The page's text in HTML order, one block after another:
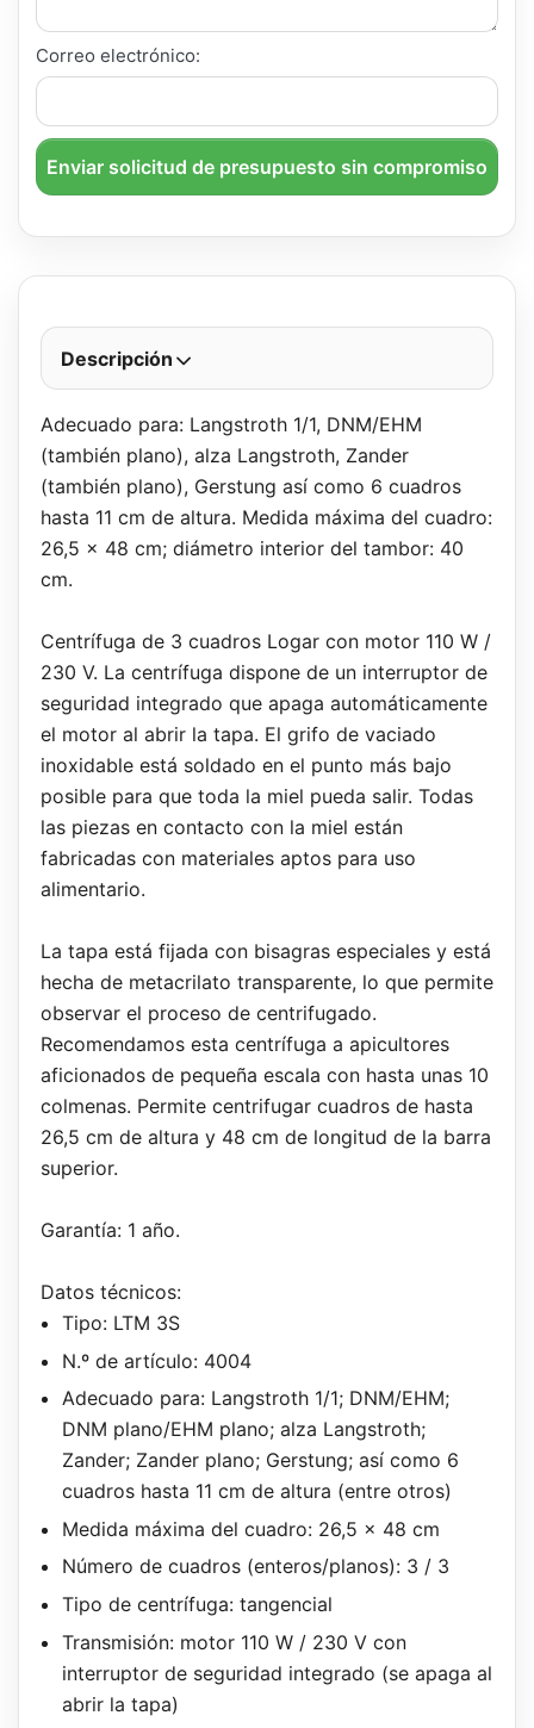
Correo electrónico:
Enviar solicitud de presupuesto sin compromiso
Descripción
Adecuado para: Langstroth 1/1, DNM/EHM
(también plano), alza Langstroth, Zander
(también plano), Gerstung así como 6 cuadros
hasta 11 cm de altura. Medida máxima del cuadro:
26,5 x 48 cm; diámetro interior del tambor: 40
cm.
Centrífuga de 3 cuadros Logar con motor 110 W /
230 V. La centrífuga dispone de un interruptor de
seguridad integrado que apaga automáticamente
el motor al abrir la tapa. El grifo de vaciado
inoxidable está soldado en el punto más bajo
posible para que toda la miel pueda salir. Todas
las piezas en contacto con la miel están
fabricadas con materiales aptos para uso
alimentario.
La tapa está fijada con bisagras especiales y está
hecha de metacrilato transparente, lo que permite
observar el proceso de centrifugado.
Recomendamos esta centrífuga a apicultores
aficionados de pequeña escala con hasta unas 10
colmenas. Permite centrifugar cuadros de hasta
26,5 cm de altura y 48 cm de longitud de la barra
superior.
Garantía: 1 año.
Datos técnicos:
Tipo: LTM 3S
N.º de artículo: 4004
Adecuado para: Langstroth 1/1; DNM/EHM;
DNM plano/EHM plano; alza Langstroth;
Zander; Zander plano; Gerstung; así como 6
cuadros hasta 11 cm de altura (entre otros)
Medida máxima del cuadro: 26,5 x 48 cm
Número de cuadros (enteros/planos): 3 / 3
Tipo de centrífuga: tangencial
Transmisión: motor 110 W / 230 V con
interruptor de seguridad integrado (se apaga al
abrir la tapa)